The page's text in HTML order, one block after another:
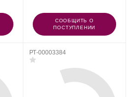
СООБЩИТЬ О
ПОСТУПЛЕНИИ
РТ-00003384